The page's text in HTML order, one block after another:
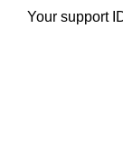
Your support